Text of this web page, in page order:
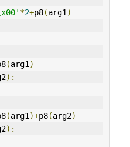
*2+p8(arg1 )
(arg1 )
):
(arg1 )+p8(arg2)
):